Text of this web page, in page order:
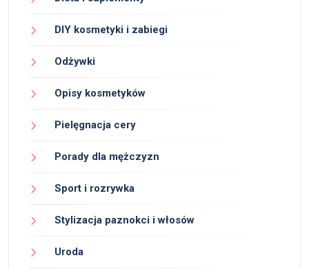
DIY kosmetyki i zabiegi
Odżywki
Opisy kosmetyków
Pielęgnacja cery
Porady dla mężczyzn
Sport i rozrywka
Stylizacja paznokci i włosów
Uroda